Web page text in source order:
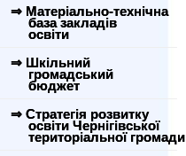
⇒ Матеріально-технічна
база закладів
освіти
⇒ Шкільний
громадський
бюджет
⇒ Стратегія розвитку
освіти Чернігівської
територіальної громади